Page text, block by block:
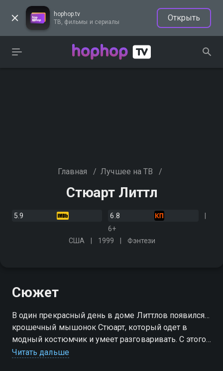
hophop.tv
ТВ, фильмы и сериалы
Открыть
Главная / Лучшее на ТВ /
Стюарт Литтл
5.9
6.8
6+
США
1999 Фэнтези
Сюжет
В один прекрасный день в доме Литтлов появился…
крошечный мышонок Стюарт, который одет в
модный костюмчик и умеет разговаривать. С этого
момента начинаются непредсказуемые, веселые, а
Читать дальше